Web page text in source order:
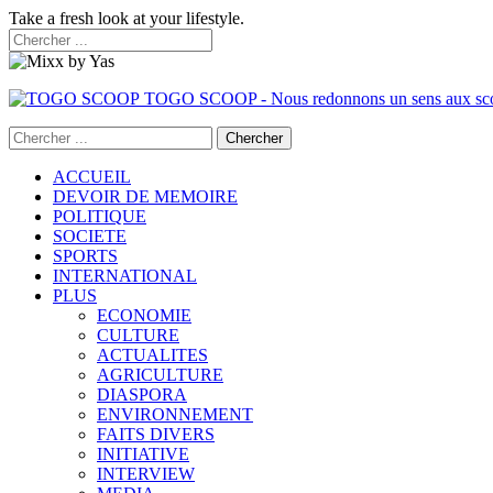
Take a fresh look at your lifestyle.
TOGO SCOOP - Nous redonnons un sens aux
ACCUEIL
DEVOIR DE MEMOIRE
POLITIQUE
SOCIETE
SPORTS
INTERNATIONAL
PLUS
ECONOMIE
CULTURE
ACTUALITES
AGRICULTURE
DIASPORA
ENVIRONNEMENT
FAITS DIVERS
INITIATIVE
INTERVIEW